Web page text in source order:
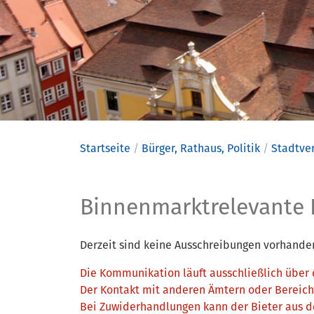
Startseite Bürger, Rathaus, Politik
Binnenmarktrelevante
Derzeit sind keine Ausschreibungen
Die Kommunikation läuft ausschließlich
Der Kontakt mit anderen Ämtern oder
Bei Zuwiderhandlungen kann der Bieter aus